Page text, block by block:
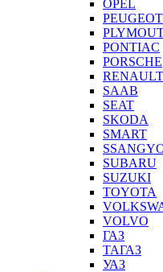
OPEL
PEUGEOT
PONTIAC
PORSCHE
RENAULT
SAAB
SEAT
SKODA
SMART
SUBARU
SUZUKI
TOYOTA
VOLVO
ГАЗ
ТАГАЗ
УАЗ